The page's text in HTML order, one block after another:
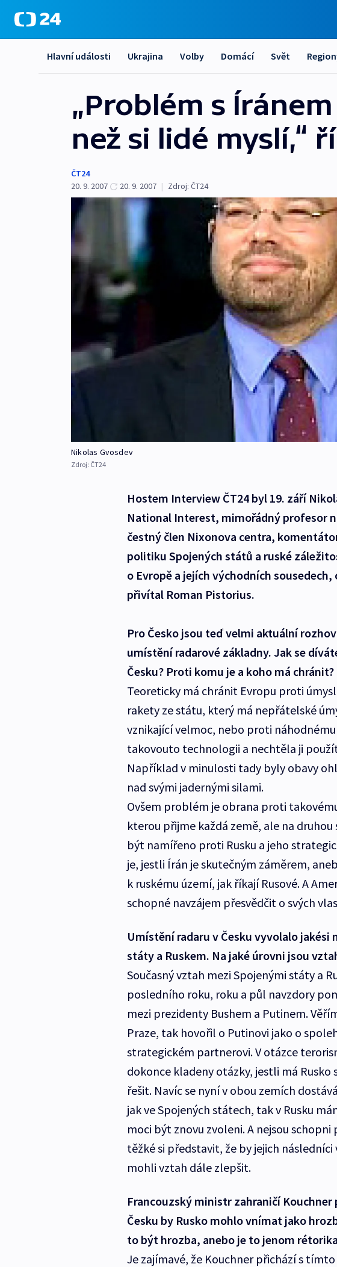
Hlavní události Ukrajina Volby Domácí Svět
„Problém s
než si lidé myslí,“
ČT24
20. 9. 2007
20. 9. 2007 | Zdroj: ČT24
Nikolas Gvosdev
Zdroj: ČT24
Hostem Interview ČT24 byl 19. září
National Interest, mimořádný profesor
čestný člen Nixonova centra,
politiku Spojených států a ruské
o Evropě a jejích východních
přivítal Roman Pistorius.
Pro Česko jsou teď velmi aktuální
umístění radarové základny. Jak se
Česku? Proti komu je a koho má chránit?
Teoreticky má chránit Evropu proti
rakety ze státu, který má nepřátelské
vznikající velmoc, nebo proti
takovouto technologii a nechtěla ji
Například v minulosti tady byly obavy
nad svými jadernými silami.
Ovšem problém je obrana proti
kterou přijme každá země, ale na
být namířeno proti Rusku a jeho
je, jestli Írán je skutečným záměrem,
k ruskému území, jak říkají Rusové. A
schopné navzájem přesvědčit o svých
Umístění radaru v Česku vyvolalo
státy a Ruskem. Na jaké úrovni jsou
Současný vztah mezi Spojenými státy a
posledního roku, roku a půl navzdory
mezi prezidenty Bushem a Putinem.
Praze, tak hovořil o Putinovi jako o
strategickém partnerovi. V otázce
dokonce kladeny otázky, jestli má
řešit. Navíc se nyní v obou zemích
jak ve Spojených státech, tak v Rusku
moci být znovu zvoleni. A nejsou
těžké si představit, že by jejich
mohli vztah dále zlepšit.
Francouzský ministr zahraničí
Česku by Rusko mohlo vnímat jako
to být hrozba, anebo je to jenom
Je zajímavé, že Kouchner přichází s